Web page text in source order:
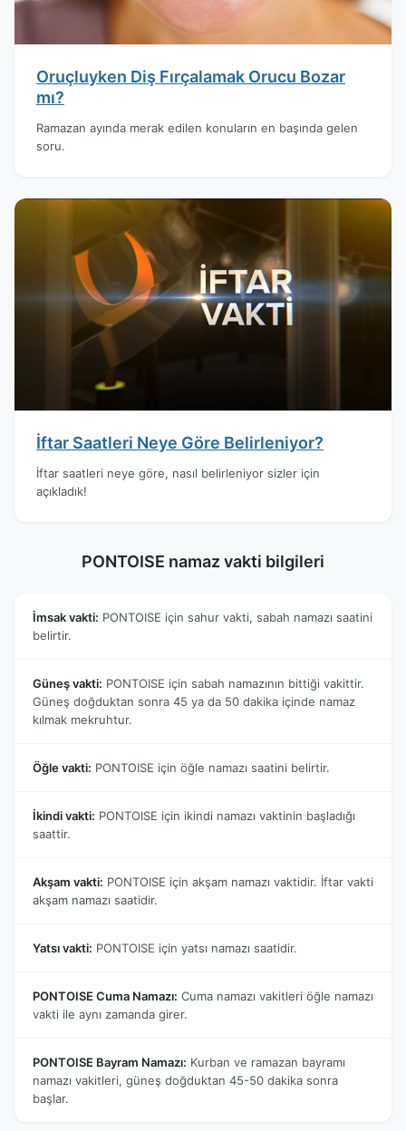
Oruçluyken Diş Fırçalamak Orucu Bozar
mı?
Ramazan ayında merak edilen konuların en başında gelen
soru.
İftar Saatleri Neye Göre Belirleniyor?
İftar saatleri neye göre, nasıl belirleniyor sizler için
açıkladık!
PONTOISE namaz vakti bilgileri
İmsak vakti: PONTOISE için sahur vakti, sabah namazı saatini
belirtir.
Güneş vakti: PONTOISE için sabah namazının bittiği vakittir.
Güneş doğduktan sonra 45 ya da 50 dakika içinde namaz
kılmak mekruhtur.
Öğle vakti: PONTOISE için öğle namazı saatini belirtir.
İkindi vakti: PONTOISE için ikindi namazı vaktinin başladığı
saattir.
Akşam vakti: PONTOISE için akşam namazı vaktidir. İftar vakti
akşam namazı saatidir.
Yatsı vakti: PONTOISE için yatsı namazı saatidir.
PONTOISE Cuma Namazı: Cuma namazı vakitleri öğle namazı
vakti ile aynı zamanda girer.
PONTOISE Bayram Namazı: Kurban ve ramazan bayramı
namazı vakitleri, güneş doğduktan 45-50 dakika sonra
başlar.